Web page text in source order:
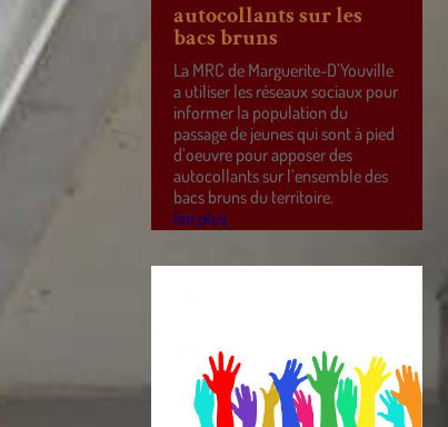
autocollants sur les
bacs bruns
La MRC de Marguerite-D’Youville
a utiliser les réseaux sociaux pour
informer la population du
passage de jeunes qui sont à pied
d’oeuvre pour apposer des
autocollants sur l’ensemble des
bacs bruns du territoire.
lire plus